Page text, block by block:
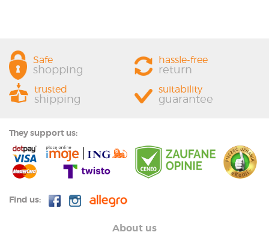
Safe
shopping
hassle-free
return
trusted
shipping
suitability
guarantee
They support us:
Find us:
About us